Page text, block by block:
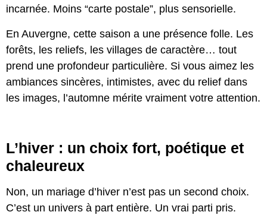
incarnée. Moins “carte postale”, plus sensorielle.
En Auvergne, cette saison a une présence folle. Les
forêts, les reliefs, les villages de caractère… tout
prend une profondeur particulière. Si vous aimez les
ambiances sincères, intimistes, avec du relief dans
les images, l’automne mérite vraiment votre attention.
L’hiver : un choix fort, poétique et
chaleureux
Non, un mariage d’hiver n’est pas un second choix.
C’est un univers à part entière. Un vrai parti pris.